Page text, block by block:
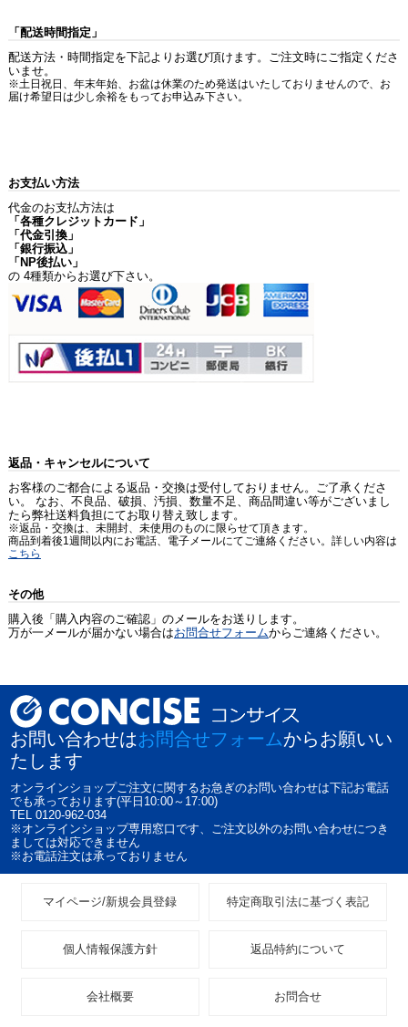
「配送時間指定」
配送方法・時間指定を下記よりお選び頂けます。ご注文時にご指定くださ
いませ。
※土日祝日、年末年始、お盆は休業のため発送はいたしておりませんので、お
届け希望日は少し余裕をもってお申込み下さい。
お支払い方法
代金のお支払方法は
「各種クレジットカード」
「代金引換」
「銀行振込」
「NP後払い」
の 4種類からお選び下さい。
返品・キャンセルについて
お客様のご都合による返品・交換は受付しておりません。ご了承くださ
い。 なお、不良品、破損、汚損、数量不足、商品間違い等がございまし
たら弊社送料負担にてお取り替え致します。
※返品・交換は、未開封、未使用のものに限らせて頂きます。
商品到着後1週間以内にお電話、電子メールにてご連絡ください。詳しい内容は
こちら
その他
購入後「購入内容のご確認」のメールをお送りします。
万が一メールが届かない場合はお問合せフォームからご連絡ください。
お問い合わせはお問合せフォームからお願いい
たします
オンラインショップご注文に関するお急ぎのお問い合わせは下記お電話
でも承っております(平日10:00～17:00)
TEL 0120-962-034
※オンラインショップ専用窓口です、ご注文以外のお問い合わせにつき
ましては対応できません
※お電話注文は承っておりません
マイページ/新規会員登録 特定商取引法に基づく表記
個人情報保護方針 返品特約について
会社概要 お問合せ